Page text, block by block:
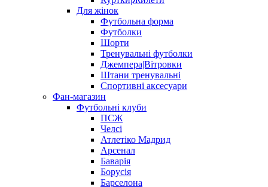
Для жінок
Футбольна форма
Футболки
Шорти
Тренувальні футболки
Джемпера|Вітровки
Штани тренувальні
Спортивні аксесуари
Фан-магазин
Футбольні клуби
ПСЖ
Челсі
Атлетіко Мадрид
Арсенал
Баварія
Борусія
Барселона